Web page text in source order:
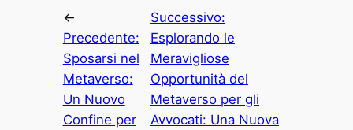
←
Precedente:
Sposarsi nel
Metaverso:
Un Nuovo
Confine per
Successivo:
Esplorando le
Meravigliose
Opportunità del
Metaverso per gli
Avvocati: Una Nuova